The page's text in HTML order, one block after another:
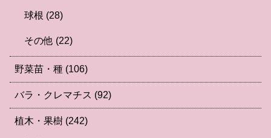
球根 (28)
その他 (22)
野菜苗・種 (106)
バラ・クレマチス (92)
植木・果樹 (242)